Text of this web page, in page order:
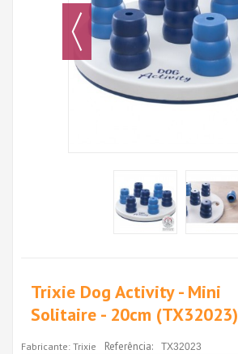
Trixie Dog Activity - Mini
Solitaire - 20cm (TX32023)
Fabricante: Trixie Referência: TX32023